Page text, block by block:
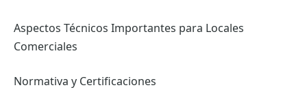
Aspectos Técnicos Importantes para Locales
Comerciales
Normativa y Certificaciones